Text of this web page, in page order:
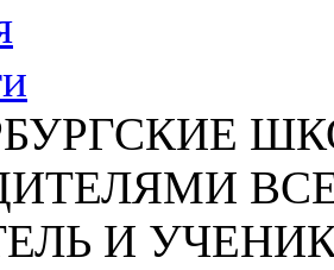
И